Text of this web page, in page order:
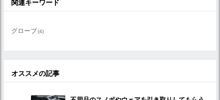
関連キーワード
グローブ(4)
オススメの記事